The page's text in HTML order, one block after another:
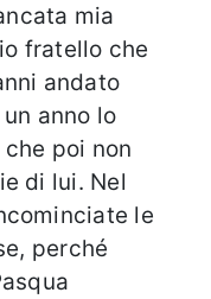
mia
fratello che
andato
anno lo
poi non
di lui. Nel
le
perché